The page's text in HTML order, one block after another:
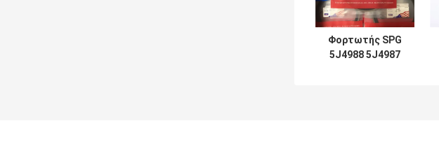
Φορτωτής SPG
5J4988 5J4987